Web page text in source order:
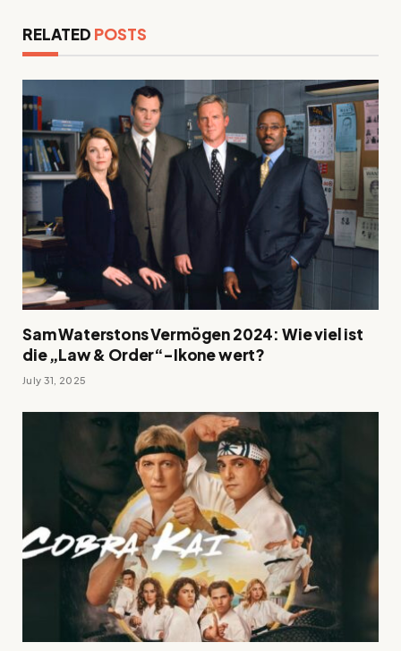
RELATED POSTS
Sam Waterstons Vermögen 2024: Wie viel ist
die „Law & Order“-Ikone wert?
July 31, 2025